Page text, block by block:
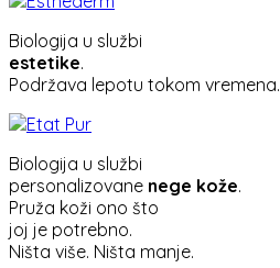
Biologija u službi
estetike.
Podržava lepotu tokom vremena.
Biologija u službi
personalizovane nege kože.
Pruža koži ono što
joj je potrebno.
Ništa više. Ništa manje.